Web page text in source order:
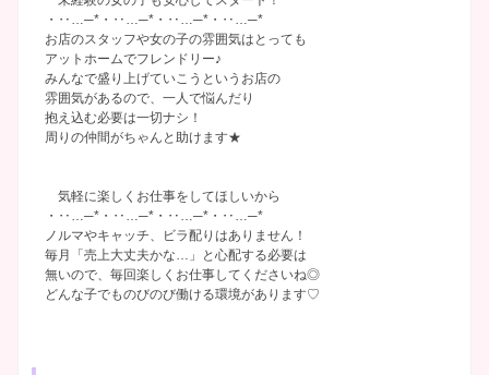
・‥…─*・‥…─*・‥…─*・‥…─*
お店のスタッフや女の子の雰囲気はとっても
アットホームでフレンドリー♪
みんなで盛り上げていこうというお店の
雰囲気があるので、一人で悩んだり
抱え込む必要は一切ナシ！
周りの仲間がちゃんと助けます★
気軽に楽しくお仕事をしてほしいから
・‥…─*・‥…─*・‥…─*・‥…─*
ノルマやキャッチ、ビラ配りはありません！
毎月「売上大丈夫かな…」と心配する必要は
無いので、毎回楽しくお仕事してくださいね◎
どんな子でものびのび働ける環境があります♡